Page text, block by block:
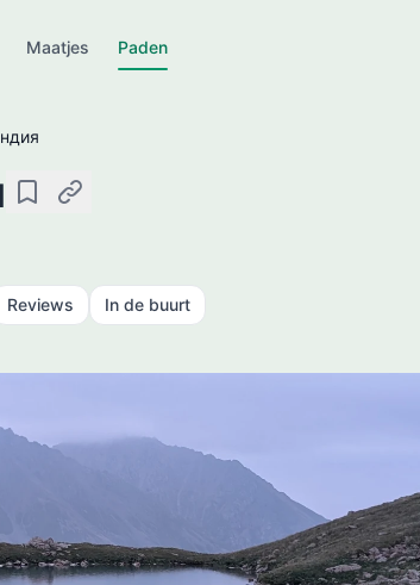
Maatjes Paden
OpslaanKopieer link
Reviews In de buurt